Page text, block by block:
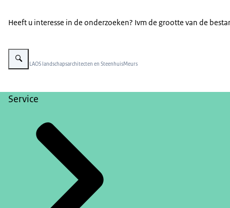
Heeft u interesse in de onderzoeken? Ivm de grootte van de
Vergroot afbeelding Uitwierde
Beeld: © LAOS landschapsarchitecten en SteenhuisMeurs
Service